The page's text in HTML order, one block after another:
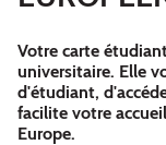
Votre carte
universitaire. Elle
d'étudiant,
facilite votre
Europe.